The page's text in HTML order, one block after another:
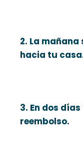
2. La
hacia tu
3. En dos
reembolso.